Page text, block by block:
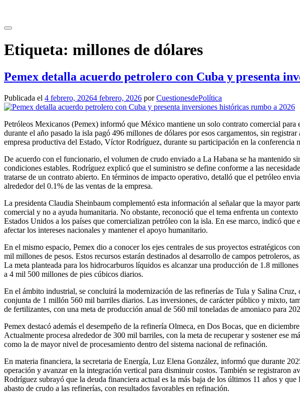
contenido
Etiqueta: millones de dólares
Pemex detalla acuerdo petrolero con Cuba y presenta
Publicada el 4 febrero, 20264 febrero, 2026 porCuestionesdePolítica
Petróleos Mexicanos (Pemex) informó que México mantiene un solo contrato comercial
durante el año pasado la isla pagó 496 millones de dólares por esos cargamentos, sin
empresa productiva del Estado, Víctor Rodríguez, durante su participación en la conferencia
De acuerdo con el funcionario, el volumen de crudo enviado a La Habana se ha mantenido
condiciones estables. Rodríguez explicó que el suministro se define conforme a las
tratarse de un contrato abierto. En términos de impacto operativo, detalló que el petróleo
alrededor del 0.1% de las ventas de la empresa.
La presidenta Claudia Sheinbaum complementó esta información al señalar que la mayor
comercial y no a ayuda humanitaria. No obstante, reconoció que el tema enfrenta un
Estados Unidos a los países que comercializan petróleo con la isla. En ese marco, indicó
afectar los intereses nacionales y mantener el apoyo humanitario.
En el mismo espacio, Pemex dio a conocer los ejes centrales de sus proyectos estratégicos
mil millones de pesos. Estos recursos estarán destinados al desarrollo de campos petroleros,
La meta planteada para los hidrocarburos líquidos es alcanzar una producción de 1.8
a 4 mil 500 millones de pies cúbicos diarios.
En el ámbito industrial, se concluirá la modernización de las refinerías de Tula y Salina
conjunta de 1 millón 560 mil barriles diarios. Las inversiones, de carácter público y mixto,
de fertilizantes, con una meta de producción anual de 560 mil toneladas de amoniaco para
Pemex destacó además el desempeño de la refinería Olmeca, en Dos Bocas, que en
Actualmente procesa alrededor de 300 mil barriles, con la meta de recuperar y sostener ese
como la de mayor nivel de procesamiento dentro del sistema nacional de refinación.
En materia financiera, la secretaria de Energía, Luz Elena González, informó que durante
operación y avanzar en la integración vertical para disminuir costos. También se registraron
Rodríguez subrayó que la deuda financiera actual es la más baja de los últimos 11 años y
abasto de crudo a las refinerías, con resultados favorables en refinación.